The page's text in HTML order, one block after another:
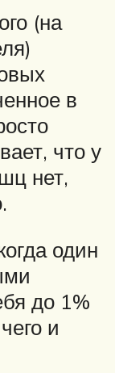
(на
в
что у
нет,
один
до 1%
и